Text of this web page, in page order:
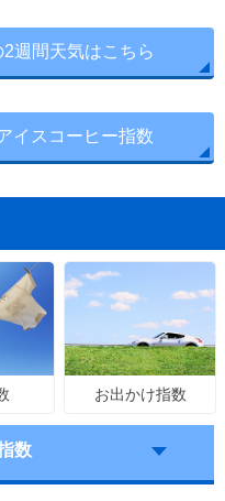
週間天気はこちら
イスコーヒー指数
お出かけ指数
数